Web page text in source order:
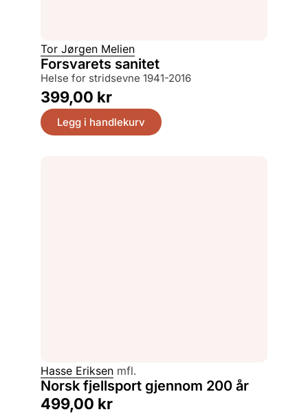
Tor Jørgen Melien
Forsvarets sanitet
helse for stridsevne 1941-2016
399,00 kr
Legg i handlekurv
Hasse Eriksen mfl.
Norsk fjellsport gjennom 200 år
499,00 kr